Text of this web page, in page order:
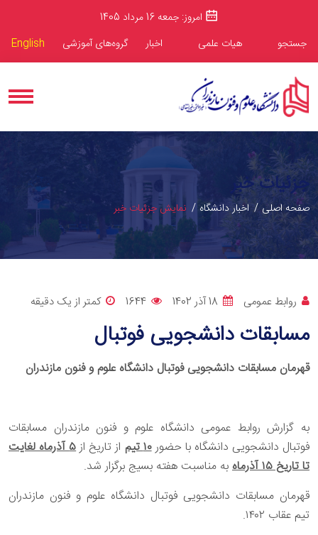
امروز: جمعه 16 مرداد 1405
جستجو
هیات علمی اخبار گروه‌های آموزشی English
جزئیات خبر
صفحه اصلی اخبار دانشگاه نمایش جزئیات خبر
روابط عمومی 18 آذر 1402 1644 کمتر از یک دقیقه
مسابقات دانشجویی فوتبال
قهرمان مسابقات دانشجویی فوتبال دانشگاه علوم و فنون مازندران
به گزارش روابط عمومی دانشگاه علوم و فنون مازندران مسابقات
فوتبال دانشجویی دانشگاه با حضور۱۰ تیم از تاریخ از ۵ آذرماه لغایت
تا تاریخ ۱۵ آذرماه
به مناسبت هفته بسیج برگزار شد.
قهرمان مسابقات دانشجویی فوتبال دانشگاه علوم و فنون مازندران
تیم عقاب ۱۴۰۲.